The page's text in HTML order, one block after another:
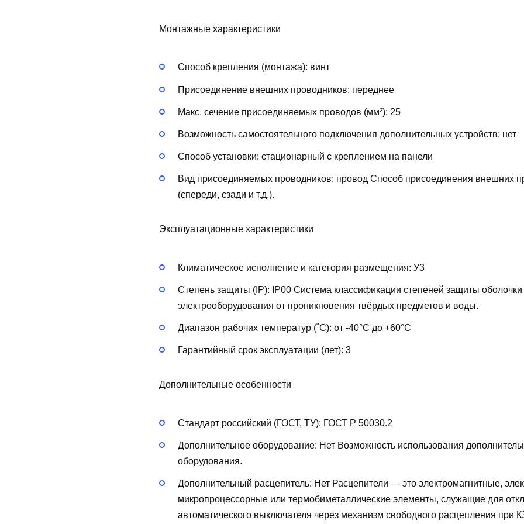
Монтажные характеристики
Способ крепления (монтажа): винт
Присоединение внешних проводников: переднее
Макс. сечение присоединяемых проводов (мм²): 25
Возможность самостоятельного подключения дополнительных устройств: нет
Способ установки: стационарный с креплением на панели
Вид присоединяемых проводников: провод Способ присоединения внешних
(спереди, сзади и т.д.).
Эксплуатационные характеристики
Климатическое исполнение и категория размещения: У3
Степень защиты (IP): IP00 Система классификации степеней защиты оболочки
электрооборудования от проникновения твёрдых предметов и воды.
Диапазон рабочих температур (˚С): от -40°С до +60°С
Гарантийный срок эксплуатации (лет): 3
Дополнительные особенности
Стандарт российский (ГОСТ, ТУ): ГОСТ Р 50030.2
Дополнительное оборудование: Нет Возможность использования
оборудования.
Дополнительный расцепитель: Нет Расцепители — это электромагнитные,
микропроцессорные или термобиметаллические элементы, служащие для
автоматического выключателя через механизм свободного расцепления при